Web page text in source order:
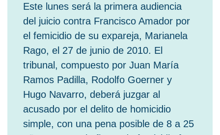
Este lunes será la primera audiencia
del juicio contra Francisco Amador por
el femicidio de su expareja, Marianela
Rago, el 27 de junio de 2010. El
tribunal, compuesto por Juan María
Ramos Padilla, Rodolfo Goerner y
Hugo Navarro, deberá juzgar al
acusado por el delito de homicidio
simple, con una pena posible de 8 a 25